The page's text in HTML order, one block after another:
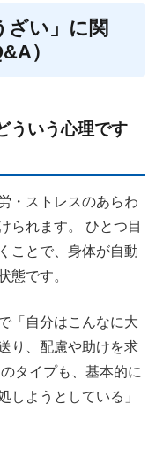
ざい」に関
）
ういう心理です
・ストレスのあらわ
られます。 ひとつ目
ことで、身体が自動
態です。
「自分はこんなに大
り、配慮や助けを求
タイプも、基本的に
しようとしている」